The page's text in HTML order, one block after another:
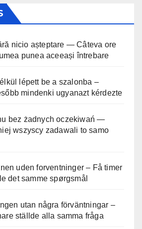
nicio așteptare — Câteva ore
punea aceeași întrebare
lépett be a szalonba –
mindenki ugyanazt kérdezte
bez żadnych oczekiwań —
wszyscy zadawali to samo
uden forventninger – Få timer
det samme spørgsmål
utan några förväntningar –
ställde alla samma fråga